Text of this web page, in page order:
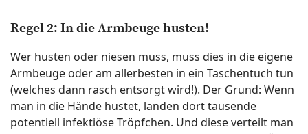
Regel 2: In die Armbeuge husten!
Wer husten oder niesen muss, muss dies in die eigene
Armbeuge oder am allerbesten in ein Taschentuch tun
(welches dann rasch entsorgt wird!). Der Grund: Wenn
man in die Hände hustet, landen dort tausende
potentiell infektiöse Tröpfchen. Und diese verteilt man